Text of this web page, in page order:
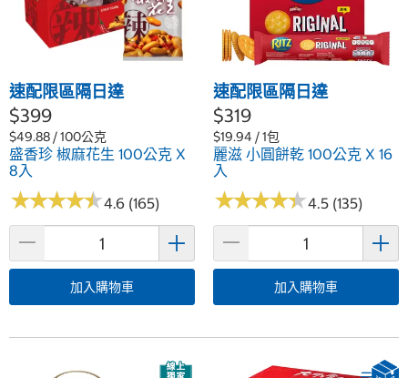
速配限區隔日達
$399
$49.88 / 100公克
盛香珍 椒麻花生 100公克 X
8入
★★★★★
★★★★★4.6 (165)
加入購物車
速配限區隔日達
$319
$19.94 / 1包
麗滋 小圓餅乾 100公克 X 16
入
★★★★★
★★★★★4.5 (135)
加入購物車